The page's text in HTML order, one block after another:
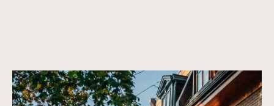
Un mode de vie alliant tranquillité et commodité